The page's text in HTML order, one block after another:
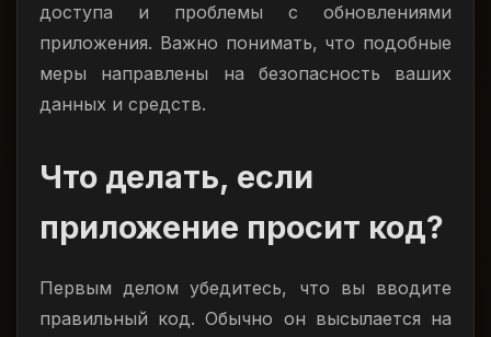
доступа и проблемы с обновлениями
приложения. Важно понимать, что подобные
меры направлены на безопасность ваших
данных и средств.
Что делать, если
приложение просит код?
Первым делом убедитесь, что вы вводите
правильный код. Обычно он высылается на